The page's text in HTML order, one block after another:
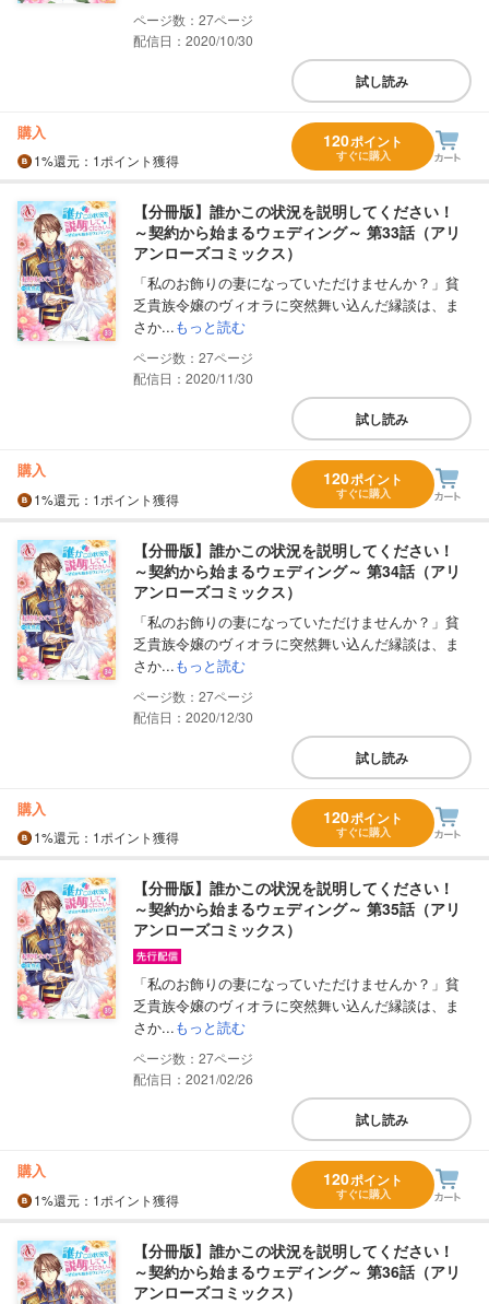
27
配信日：2020/10/30
試し読み
購入
1%還元 ：1ポイント獲得
120ポイント
すぐに購入
【分冊版】誰かこの状況を説明してください！
～契約から始まるウェディング～ 第33話（アリ
アンローズコミックス）
「私のお飾りの妻になっていただけませんか？」貧
乏貴族令嬢のヴィオラに突然舞い込んだ縁談は、ま
さか...もっと読む
27
配信日：2020/11/30
試し読み
購入
1%還元 ：1ポイント獲得
120ポイント
すぐに購入
【分冊版】誰かこの状況を説明してください！
～契約から始まるウェディング～ 第34話（アリ
アンローズコミックス）
「私のお飾りの妻になっていただけませんか？」貧
乏貴族令嬢のヴィオラに突然舞い込んだ縁談は、ま
さか...もっと読む
27
配信日：2020/12/30
試し読み
購入
1%還元 ：1ポイント獲得
120ポイント
すぐに購入
【分冊版】誰かこの状況を説明してください！
～契約から始まるウェディング～ 第35話（アリ
アンローズコミックス）
「私のお飾りの妻になっていただけませんか？」貧
乏貴族令嬢のヴィオラに突然舞い込んだ縁談は、ま
さか...もっと読む
27
配信日：2021/02/26
試し読み
購入
1%還元 ：1ポイント獲得
120ポイント
すぐに購入
【分冊版】誰かこの状況を説明してください！
～契約から始まるウェディング～ 第36話（アリ
アンローズコミックス）